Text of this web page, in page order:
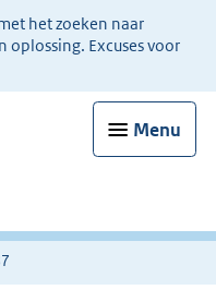
het zoeken naar
oplossing. Excuses voor
Menu